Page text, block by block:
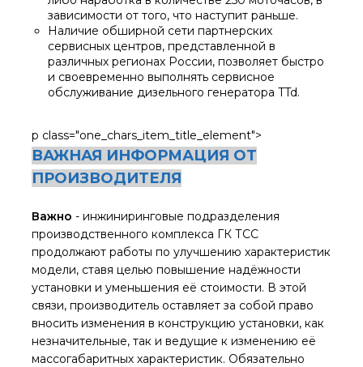
зависимости от того, что наступит раньше.
Наличие обширной сети партнерских
сервисных центров, представленной в
различных регионах России, позволяет быстро
и своевременно выполнять сервисное
обслуживание дизельного генератора TTd.
p class="one_chars_item_title_element">
ВАЖНАЯ ИНФОРМАЦИЯ ОТ
ПРОИЗВОДИТЕЛЯ
Важно - инжиниринговые подразделения
производственного комплекса ГК ТСС
продолжают работы по улучшению характеристик
модели, ставя целью повышение надёжности
установки и уменьшения её стоимости. В этой
связи, производитель оставляет за собой право
вносить изменения в конструкцию установки, как
незначительные, так и ведущие к изменению её
массогабаритных характеристик. Обязательно